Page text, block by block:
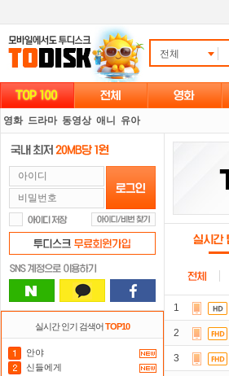
전체
영화 드라마 동영상 애니 유아
실시간 인기 검색어TOP10
안야
신들에게
1
2
3